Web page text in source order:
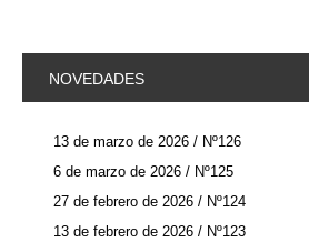
NOVEDADES
13 de marzo de 2026 / Nº126
6 de marzo de 2026 / Nº125
27 de febrero de 2026 / Nº124
13 de febrero de 2026 / Nº123